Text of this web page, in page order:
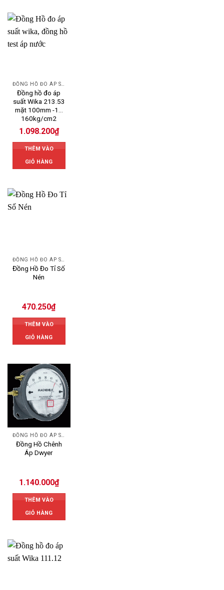
Đồng hồ đo áp
suất Wika 213.53
mặt 100mm -1…
160kg/cm2
1.098.200₫
THÊM VÀO
GIỎ HÀNG
Đồng Hồ Đo Tỉ Số
Nén
470.250₫
THÊM VÀO
GIỎ HÀNG
ĐỒNG HỒ ĐO ÁP SUẤT
Đồng Hồ Chênh
Áp Dwyer
1.140.000₫
THÊM VÀO
GIỎ HÀNG